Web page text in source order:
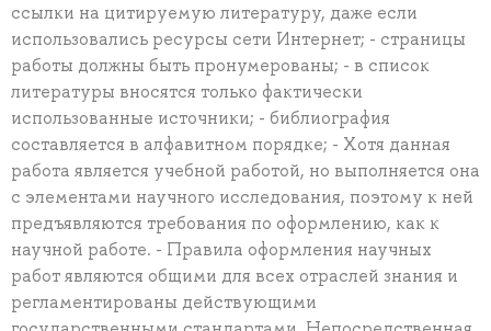
ссылки на цитируемую литературу, даже если
использовались ресурсы сети Интернет; - страницы
работы должны быть пронумерованы; - в список
литературы вносятся только фактически
использованные источники; - библиография
составляется в алфавитном порядке; - Хотя данная
работа является учебной работой, но выполняется она
с элементами научного исследования, поэтому к ней
предъявляются требования по оформлению, как к
научной работе. - Правила оформления научных
работ являются общими для всех отраслей знания и
регламентированы действующими